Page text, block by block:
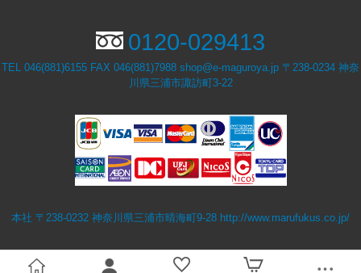
プライバシーポリシーをご確認ください。
0120-029413
TEL 046(881)6155 FAX 046(881)7988 shop@e-maguroya.jp 〒238-0234 神奈
川県三浦市諏訪町3-22
本社 〒238-0232 神奈川県三浦市晴海町9-28 http://www.marufukus.co.jp/